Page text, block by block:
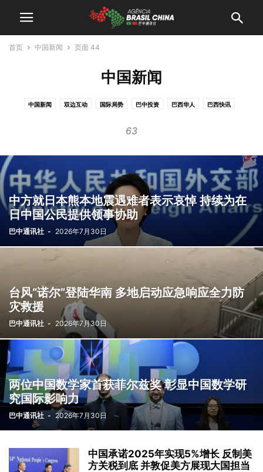
首页 中国新闻 页面 44
中国新闻
中国新闻 双边互动 国际局势 巴中投资 巴西华人 巴西快讯
频道
63
中方就日本熊本地震遇难者表示哀悼 持续为在
日中国公民提供领事协助
巴中通讯社 - 2026年7月30日
台风“诺尔”登陆华南 多地启动应急响应全力防
灾救援
巴中通讯社 - 2026年7月30日
两位中国数学家首获菲尔兹奖 彰显中国数学研
究国际影响力
巴中通讯社 - 2026年7月30日
中国承诺2025年实现5%增长 反制美
方关税到底 并敦促美方展现大国担当